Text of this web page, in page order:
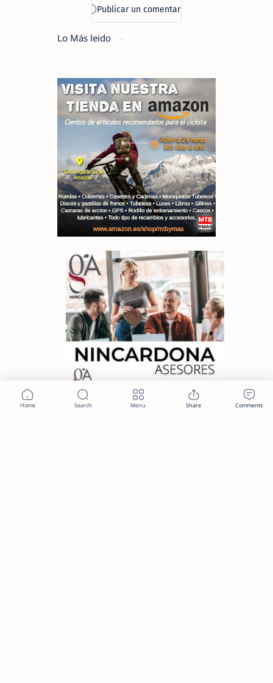
Lo Más leido
TermDisclaimer PrivacyFaq